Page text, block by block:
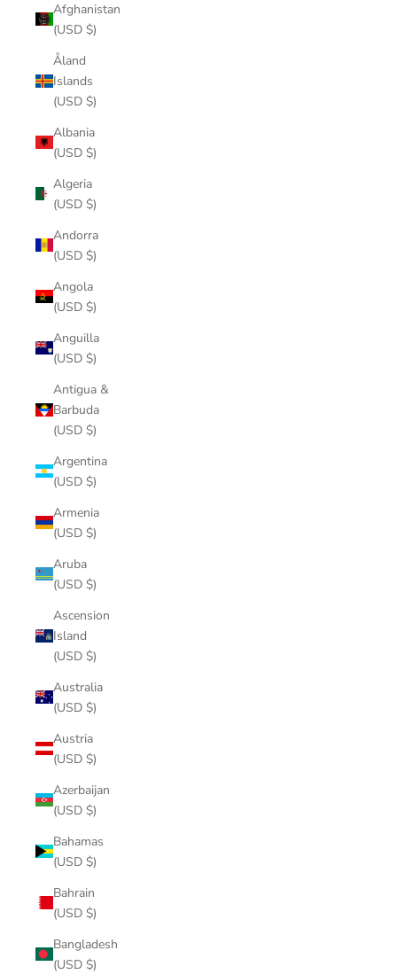
Afghanistan
(USD $)
Åland
Islands
(USD $)
Albania
(USD $)
Algeria
(USD $)
Andorra
(USD $)
Angola
(USD $)
Anguilla
(USD $)
Antigua &
Barbuda
(USD $)
Argentina
(USD $)
Armenia
(USD $)
Aruba
(USD $)
Ascension
Island
(USD $)
Australia
(USD $)
Austria
(USD $)
Azerbaijan
(USD $)
Bahamas
(USD $)
Bahrain
(USD $)
Bangladesh
(USD $)